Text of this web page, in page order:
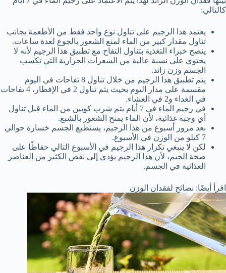
كالتالي:
يعتمد هذا الرجيم على تناول نوع واحد فقط من الأطعمة بجانب
تناول مقدار كبير من الماء لمنع الشعور بالجوع لعدة ساعات.
ينصح خبراء التغذية بتناول التفاح مع تطبيق هذا الرجيم لأنه لا
يحتوي على نسبة عالية من السعرات الحرارية التي تكسب
الجسم وزن زائد.
يتم تطبيق هذا الرجيم من خلال تناول 8 تفاحات في اليوم
مقسمة على مدار اليوم بحيث يتم تناول 2 في الإفطار، 4 تفاحات
في الغداء و2 في العشاء.
في رجيم الماء في 7 أيام يتم شرب كوبين من الماء قبل تناول
أي وجبة غذائية، لأن الماء يمنح الشعور بالشبع.
بعد مرور أسبوع من هذا الرجيم، يستطيع الجسم خسارة حوالي
7 كيلو من الوزن في الأسبوع.
لكن لا ينبغي تكرار هذا الرجيم في الأسبوع التالي حفاظًا على
صحة الجيم، لأن هذا الرجيم يؤدي إلى نقص الكثير من العناصر
الغذائية في الجسم.
اقرأ أيضًا: نصائح لفقدان الوزن